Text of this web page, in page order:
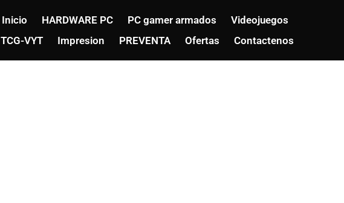
Inicio HARDWARE PC PC gamer armados
Videojuegos
TCG-VYT
Impresion PREVENTA Ofertas Contactenos